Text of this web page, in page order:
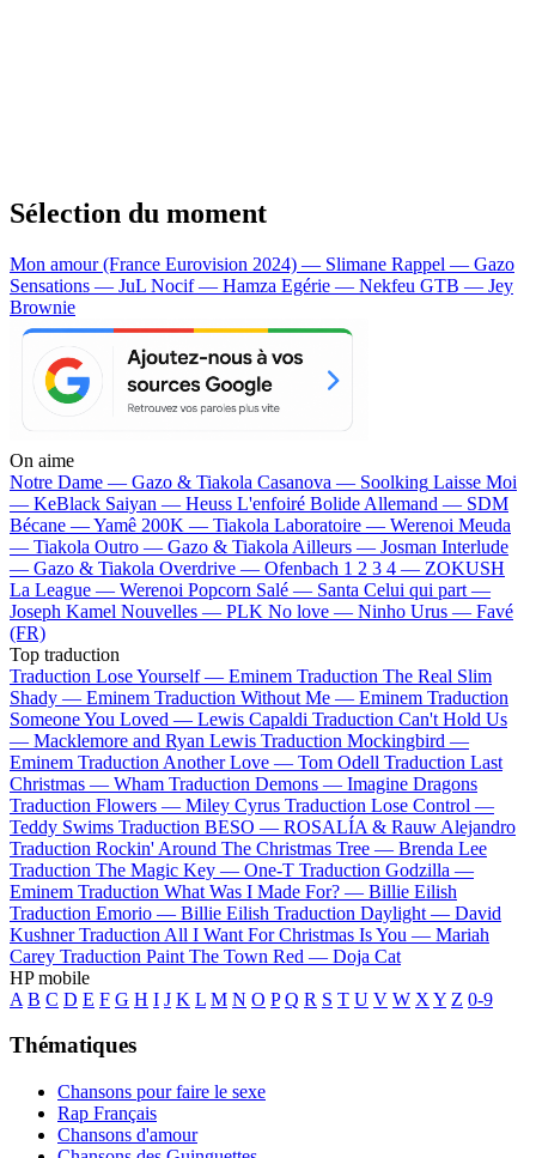
Sélection du moment
Mon amour (France Eurovision 2024) — Slimane Rappel — Gazo
Sensations — JuL Nocif — Hamza Egérie — Nekfeu GTB — Jey
Brownie
On aime
Notre Dame — Gazo & Tiakola Casanova — Soolking Laisse Moi
— KeBlack Saiyan — Heuss L'enfoiré Bolide Allemand — SDM
Bécane —Yamê 200K — Tiakola Laboratoire — Werenoi Meuda
— Tiakola Outro — Gazo & Tiakola Ailleurs — Josman Interlude
— Gazo & Tiakola Overdrive — Ofenbach 1 2 3 4 — ZOKUSH
La League — Werenoi Popcorn Salé — Santa Celui qui part —
Joseph Kamel Nouvelles — PLK No love — Ninho Urus — Favé
(FR)
Top traduction
Traduction Lose Yourself — Eminem Traduction The Real Slim
Shady — Eminem Traduction Without Me — Eminem Traduction
Someone You Loved — Lewis Capaldi Traduction Can't Hold Us
— Macklemore and Ryan Lewis Traduction Mockingbird —
Eminem Traduction Another Love — Tom Odell Traduction Last
Christmas — Wham Traduction Demons — Imagine Dragons
Traduction Flowers — Miley Cyrus Traduction Lose Control —
Teddy Swims Traduction BESO — ROSALÍA & Rauw Alejandro
Traduction Rockin' Around The Christmas Tree — Brenda Lee
Traduction The Magic Key — One-T Traduction Godzilla —
Eminem Traduction What Was I Made For? — Billie Eilish
Traduction Emorio — Billie Eilish Traduction Daylight — David
Kushner Traduction All I Want For Christmas Is You — Mariah
Carey Traduction Paint The Town Red — Doja Cat
HP mobile
A B C D E F G H I J K L M N O P Q R S T U V W X Y Z 0-9
Thématiques
Chansons pour faire le sexe
Rap Français
Chansons d'amour